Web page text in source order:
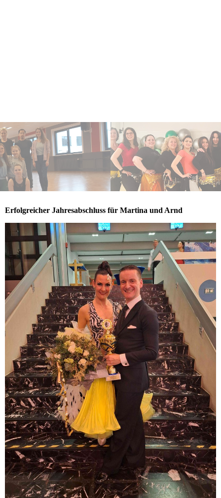
Erfolgreicher Jahresabschluss für Martina und Arnd